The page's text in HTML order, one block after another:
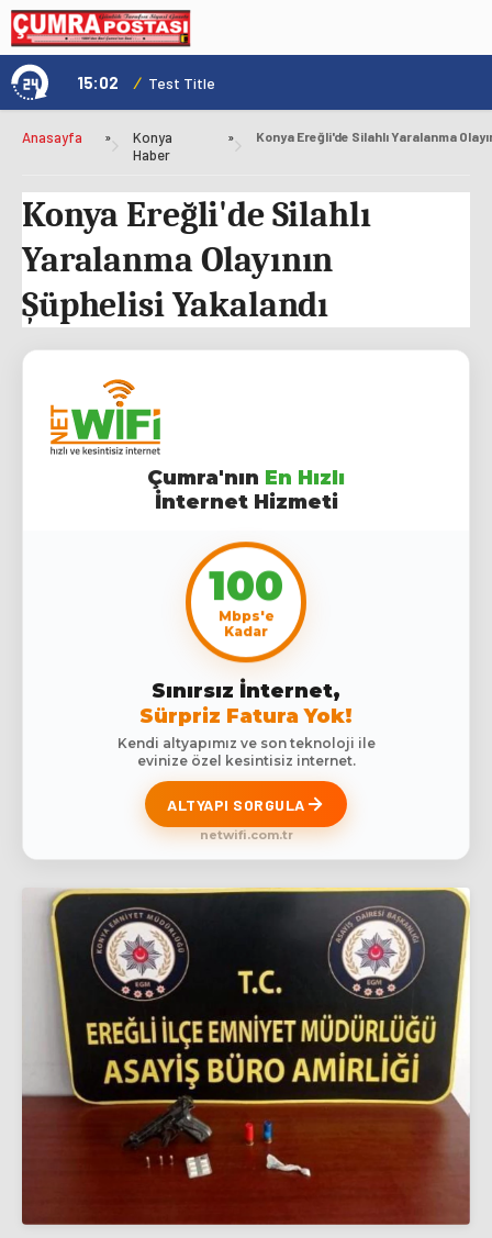
15:02 / Test Title
Anasayfa »
Konya
Haber
»
Konya Ereğli'de Silahlı
Yaralanma Olayının
Şüphelisi Yakalandı
Çumra'nın En Hızlı
İnternet Hizmeti
100
Mbps'e
Kadar
Sınırsız İnternet,
Sürpriz Fatura Yok!
Kendi altyapımız ve son teknoloji ile
evinize özel kesintisiz internet.
ALTYAPI SORGULA
netwifi.com.tr